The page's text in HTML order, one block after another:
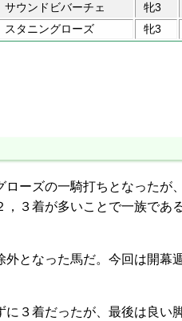
サウンドビバーチェ 牝3
スタニングローズ 牝3
ーズの一騎打ちとなったが
３着が多いことで一族であ
となった馬だ。今回は開幕
３着だったが、最後は良い